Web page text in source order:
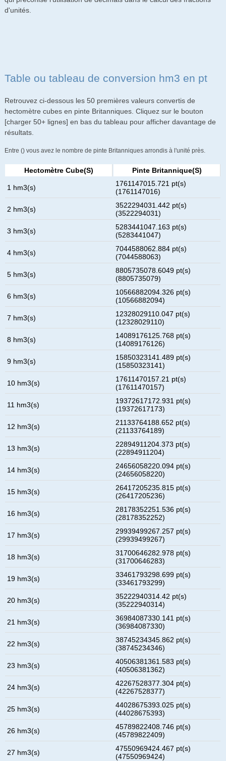
d'unités.
Table ou tableau de conversion hm3 en pt
Retrouvez ci-dessous les 50 premières valeurs convertis de
hectomètre cubes en pinte Britanniques. Cliquez sur le bouton
[charger 50+ lignes] en bas du tableau pour afficher davantage de
résultats.
Entre () vous avez le nombre de pinte Britanniques arrondis à l'unité près.
Hectomètre Cube(s) Pinte Britannique(s)
1 hm3(s)
1761147015.721 pt(s)
(1761147016)
2 hm3(s)
3522294031.442 pt(s)
(3522294031)
3 hm3(s)
5283441047.163 pt(s)
(5283441047)
4 hm3(s)
7044588062.884 pt(s)
(7044588063)
5 hm3(s)
8805735078.6049 pt(s)
(8805735079)
6 hm3(s)
10566882094.326 pt(s)
(10566882094)
7 hm3(s)
12328029110.047 pt(s)
(12328029110)
8 hm3(s)
14089176125.768 pt(s)
(14089176126)
9 hm3(s)
15850323141.489 pt(s)
(15850323141)
10 hm3(s)
17611470157.21 pt(s)
(17611470157)
11 hm3(s)
19372617172.931 pt(s)
(19372617173)
12 hm3(s)
21133764188.652 pt(s)
(21133764189)
13 hm3(s)
22894911204.373 pt(s)
(22894911204)
14 hm3(s)
24656058220.094 pt(s)
(24656058220)
15 hm3(s)
26417205235.815 pt(s)
(26417205236)
16 hm3(s)
28178352251.536 pt(s)
(28178352252)
17 hm3(s)
29939499267.257 pt(s)
(29939499267)
18 hm3(s)
31700646282.978 pt(s)
(31700646283)
19 hm3(s)
33461793298.699 pt(s)
(33461793299)
20 hm3(s)
35222940314.42 pt(s)
(35222940314)
21 hm3(s)
36984087330.141 pt(s)
(36984087330)
22 hm3(s)
38745234345.862 pt(s)
(38745234346)
23 hm3(s)
40506381361.583 pt(s)
(40506381362)
24 hm3(s)
42267528377.304 pt(s)
(42267528377)
25 hm3(s)
44028675393.025 pt(s)
(44028675393)
26 hm3(s)
45789822408.746 pt(s)
(45789822409)
27 hm3(s)
47550969424.467 pt(s)
(47550969424)